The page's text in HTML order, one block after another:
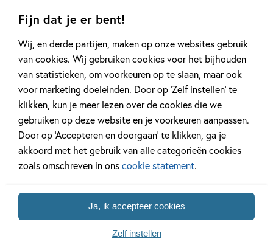
Fijn dat je er bent!
Wij, en derde partijen, maken op onze websites gebruik
van cookies. Wij gebruiken cookies voor het bijhouden
van statistieken, om voorkeuren op te slaan, maar ook
voor marketing doeleinden. Door op ‘Zelf instellen’ te
klikken, kun je meer lezen over de cookies die we
gebruiken op deze website en je voorkeuren aanpassen.
Door op ‘Accepteren en doorgaan’ te klikken, ga je
akkoord met het gebruik van alle categorieën cookies
zoals omschreven in onscookie statement.
Ja, ik accepteer cookies
Zelf instellen
Lees meer
Bekijk alle artikelen
Bekijk ook eens